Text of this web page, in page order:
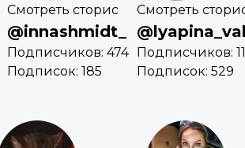
Смотреть сторис
@innashmidt_
Подписчиков: 474
Подписок: 185
Смотреть
Подписчиков:
Подписок: 529